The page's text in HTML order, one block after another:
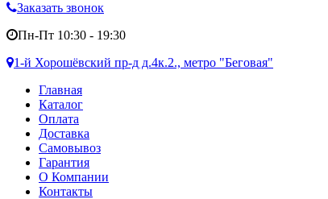
Заказать звонок
Пн-Пт 10:30 - 19:30
1-й Хорошёвский пр-д д.4к.2., метро "Беговая"
Главная
Каталог
Оплата
Доставка
Самовывоз
Гарантия
О Компании
Контакты